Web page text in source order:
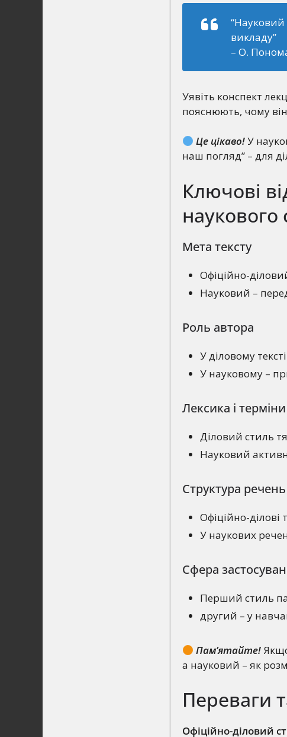
“Науковий
викладу”
– О.
Уявіть конспект
пояснюють, чому
Це цікаво!У
наш погляд” – для
Ключові
наукового
Мета тексту
Офіційно-
Науковий –
Роль автора
У діловому
У науковому –
Лексика і терміни
Діловий стиль
Науковий
Структура речень
Офіційно-ділові
У наукових
Сфера
Перший стиль
другий – у
Пам’ятайте!
а науковий – як
Переваги
Офіційно-діловий